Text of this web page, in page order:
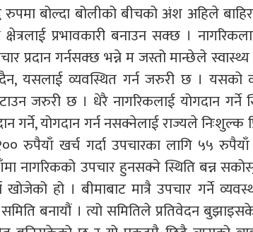
रुपमा बोल्दा बोलीको बीचको अंश अहिले
प्रभावकारी बनाउन सक्छ ।
प्रदान गर्नसक्छ भन्ने म जस्तो मान्छेले
यसलाई व्यवस्थित गर्न जरुरी छ । यसको
जरुरी छ । धेरै नागरिकलाई योगदान गर्ने
गर्ने, योगदान गर्न नसक्नेलाई राज्यले निःशुल्क
रुपैयाँ खर्च गर्दा उपचारका लागि ५५
नागरिकको उपचार हुनसक्ने स्थिति बन्न
खोजेको हो । बीमाबाट मात्रै उपचार गर्ने
बनायौं । त्यो समितिले प्रतिवेदन